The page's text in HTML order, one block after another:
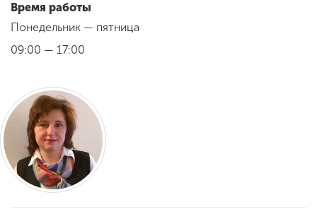
Международная
деятельность
Другие виды
деятельности
Студенческая жизнь
Время работы
Понедельник — пятница
09:00 — 17:00